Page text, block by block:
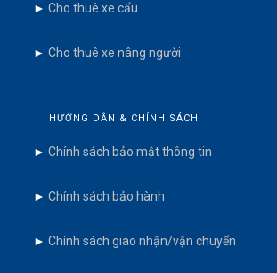
►Cho thuê xe cẩu
►Cho thuê xe nâng người
HƯỚNG DẪN & CHÍNH SÁCH
►Chính sách bảo mật thông tin
►Chính sách bảo hành
►Chính sách giao nhận/vận chuyển